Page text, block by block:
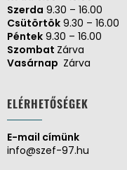
Szerda 9.30 – 16.00
Csütörtök 9.30 – 16.00
Péntek 9.30 – 16.00
Szombat Zárva
Vasárnap Zárva
ELÉRHETŐSÉGEK
E-mail címünk
info@szef-97.hu